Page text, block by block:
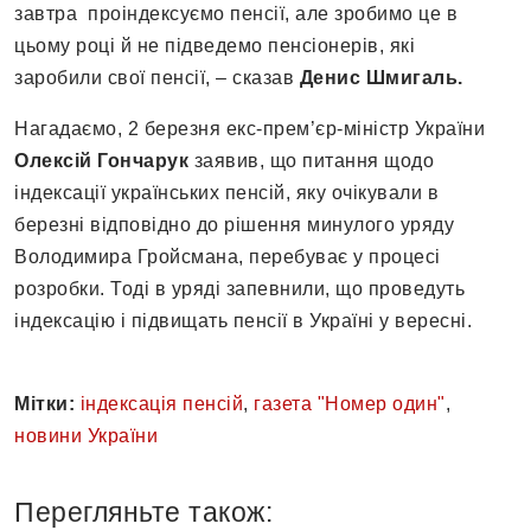
завтра проіндексуємо пенсії, але зробимо це в
цьому році й не підведемо пенсіонерів, які
заробили свої пенсії, – сказав Денис Шмигаль.
Нагадаємо, 2 березня екс-прем’єр-міністр України
Олексій Гончарук заявив, що питання щодо
індексації українських пенсій, яку очікували в
березні відповідно до рішення минулого уряду
Володимира Гройсмана, перебуває у процесі
розробки. Тоді в уряді запевнили, що проведуть
індексацію і підвищать пенсії в Україні у вересні.
Мітки: індексація пенсій, газета "Номер один",
новини України
Перегляньте також: